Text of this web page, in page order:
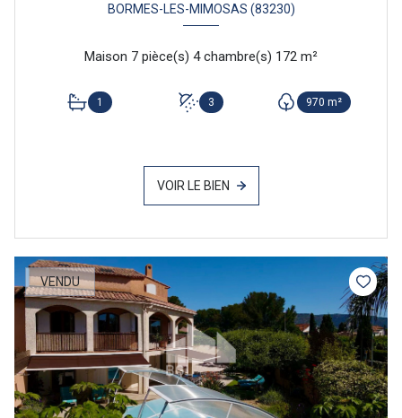
BORMES-LES-MIMOSAS (83230)
Maison 7 pièce(s) 4 chambre(s) 172 m²
1 3 970 m²
VOIR LE BIEN
VENDU